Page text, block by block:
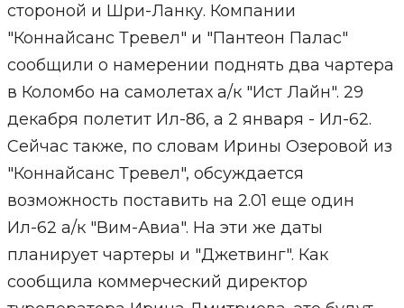
стороной и Шри-Ланку. Компании
"Коннайсанс Тревел" и "Пантеон Палас"
сообщили о намерении поднять два чартера
в Коломбо на самолетах а/к "Ист Лайн". 29
декабря полетит Ил-86, а 2 января - Ил-62.
Сейчас также, по словам Ирины Озеровой из
"Коннайсанс Тревел", обсуждается
возможность поставить на 2.01 еще один
Ил-62 а/к "Вим-Авиа". На эти же даты
планирует чартеры и "Джетвинг". Как
сообщила коммерческий директор